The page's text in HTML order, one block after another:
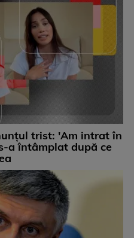
trist: 'Am intrat în
a întâmplat după ce